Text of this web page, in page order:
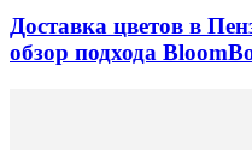
Доставка цветов в
обзор подхода